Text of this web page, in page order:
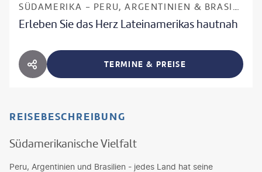
SÜDAMERIKA - PERU, ARGENTINIEN & BRASILIEN
Erleben Sie das Herz Lateinamerikas hautnah
HOTEL TEILEN TERMINE & PREISE
REISEBESCHREIBUNG
Südamerikanische Vielfalt
Peru, Argentinien und Brasilien - jedes Land hat seine